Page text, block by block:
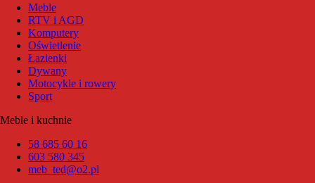
Meble
RTV i AGD
Komputery
Oświetlenie
Łazienki
Dywany
Motocykle i rowery
Sport
Meble i kuchnie
58 685 60 16
603 580 345
meb_ted@o2.pl